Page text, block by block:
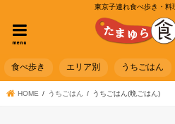
東京子連れ食べ歩き・料
menu
食べ歩き エリア別 うちごはん
HOME うちごはん うちごはん(晩ごはん)